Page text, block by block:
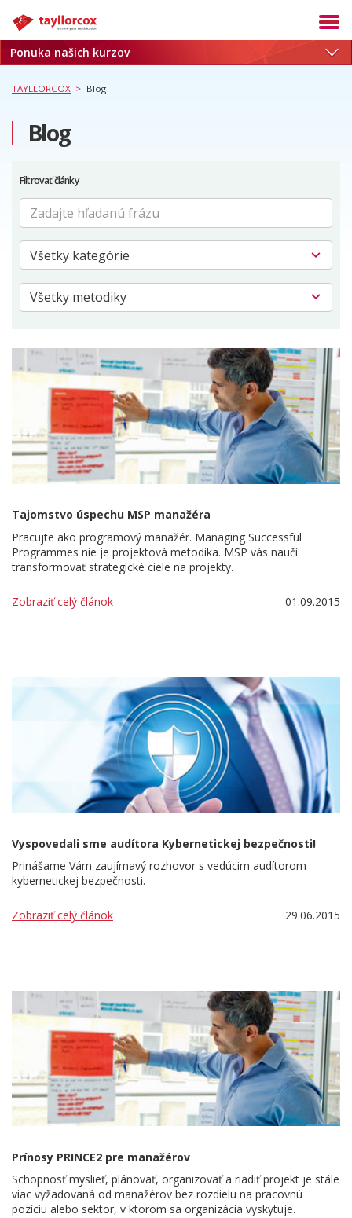
Akadémia
Termíny
Služby
Blog
O nás
Referencie
Ponuka našich kurzov
TAYLLORCOX > Blog
Blog
Filtrovať články
Tajomstvo úspechu MSP manažéra
Pracujte ako programový manažér. Managing Successful
Programmes nie je projektová metodika. MSP vás naučí
transformovať strategické ciele na projekty.
Zobraziť celý článok 01.09.2015
Vyspovedali sme audítora Kybernetickej bezpečnosti!
Prinášame Vám zaujímavý rozhovor s vedúcim audítorom
kybernetickej bezpečnosti.
Zobraziť celý článok 29.06.2015
Prínosy PRINCE2 pre manažérov
Schopnosť myslieť, plánovať, organizovať a riadiť projekt je stále
viac vyžadovaná od manažérov bez rozdielu na pracovnú
pozíciu alebo sektor, v ktorom sa organizácia vyskytuje.